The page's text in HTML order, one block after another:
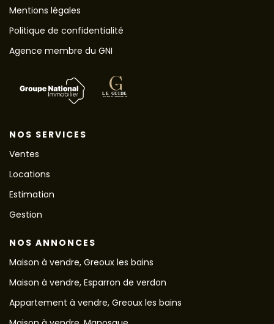
Mentions légales
Politique de confidentialité
Agence membre du GNI
NOS SERVICES
Ventes
Locations
Estimation
Gestion
NOS ANNONCES
Maison à vendre, Greoux les bains
Maison à vendre, Esparron de verdon
Appartement à vendre, Greoux les bains